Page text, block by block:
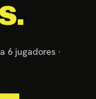
6 jugadores ·